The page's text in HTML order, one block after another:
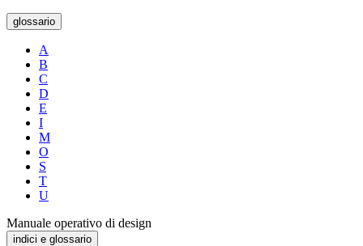
glossario
A
B
C
D
E
I
M
O
S
T
U
Manuale operativo di design
indici e glossario